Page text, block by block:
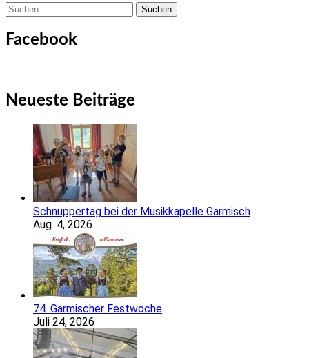
Suchen
nach:
Facebook
Neueste Beiträge
Schnuppertag bei der Musikkapelle Garmisch
Aug. 4, 2026
74. Garmischer Festwoche
Juli 24, 2026